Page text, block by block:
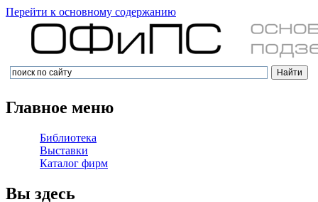
Перейти к основному содержанию
Главное меню
Библиотека
Выставки
Каталог фирм
Вы здесь